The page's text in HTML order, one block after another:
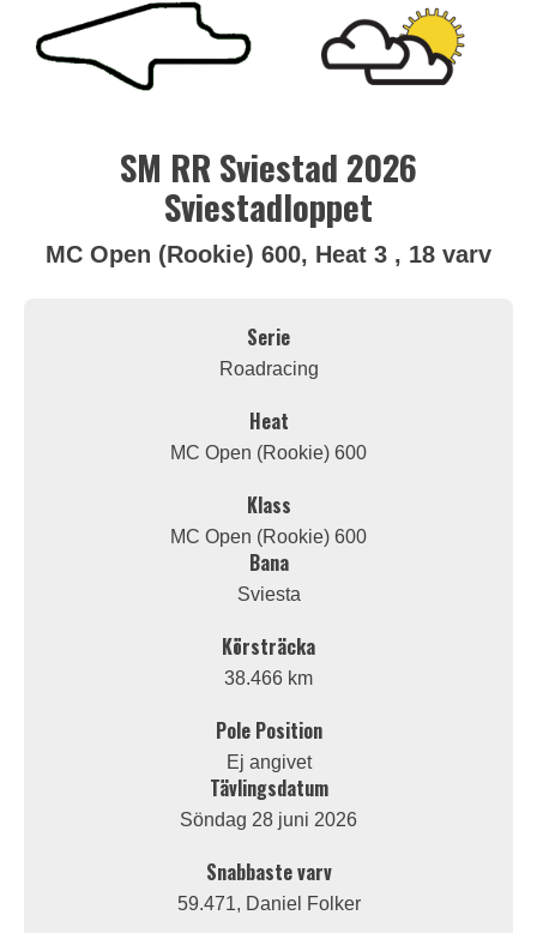
SM RR Sviestad 2026
Sviestadloppet
MC Open (Rookie) 600, Heat 3 , 18 varv
Serie
Roadracing
Heat
MC Open (Rookie) 600
Klass
MC Open (Rookie) 600
Bana
Sviesta
Körsträcka
38.466 km
Pole Position
Ej angivet
Tävlingsdatum
Söndag 28 juni 2026
Snabbaste varv
59.471, Daniel Folker